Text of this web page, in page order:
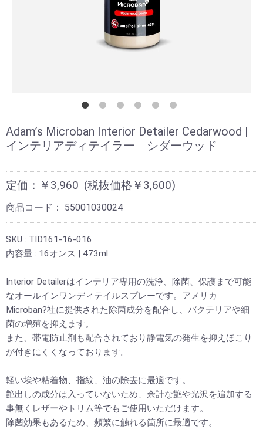
Adam’s Microban Interior Detailer Cedarwood |
インテリアディテイラー シダーウッド
定価：￥3,960 (税抜価格￥3,600)
商品コード： 55001030024
SKU : TID161-16-016
内容量 : 16オンス | 473ml
Interior Detailerはインテリア専用の洗浄、除菌、保護まで可能
なオールインワンディテイルスプレーです。アメリカ
Microban?社に提供された除菌成分を配合し、バクテリアや細
菌の増殖を抑えます。
また、帯電防止剤も配合されており静電気の発生を抑えほこり
が付きにくくなっております。
軽い埃や粘着物、指紋、油の除去に最適です。
艶出しの成分は入っていないため、余計な艶や光沢を追加する
事無くレザーやトリム等でもご使用いただけます。
除菌効果もあるため、頻繁に触れる箇所に最適です。